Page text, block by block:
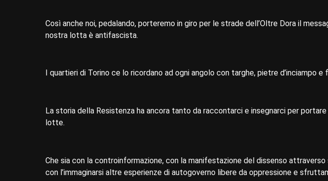
Così anche noi, pedalando, porteremo in giro per le strade dell’Oltre Dora il
nostra lotta è antifascista.
I quartieri di Torino ce lo ricordano ad ogni angolo con targhe, pietre d’inciampo e
La storia della Resistenza ha ancora tanto da raccontarci e insegnarci per
lotte.
Che sia con la controinformazione, con la manifestazione del dissenso
con l’immaginarsi altre esperienze di autogoverno libere da oppressione e